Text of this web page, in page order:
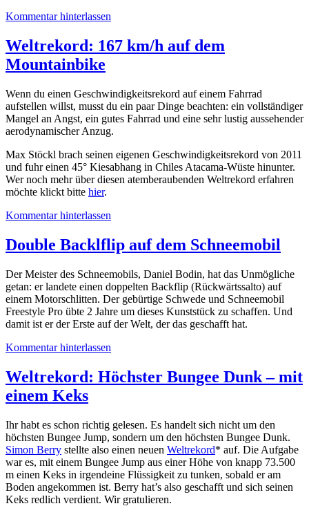
Kommentar hinterlassen
Weltrekord: 167 km/h auf dem
Mountainbike
Wenn du einen Geschwindigkeitsrekord auf einem Fahrrad
aufstellen willst, musst du ein paar Dinge beachten: ein vollständiger
Mangel an Angst, ein gutes Fahrrad und eine sehr lustig aussehender
aerodynamischer Anzug.
Max Stöckl brach seinen eigenen Geschwindigkeitsrekord von 2011
und fuhr einen 45° Kiesabhang in Chiles Atacama-Wüste hinunter.
Wer noch mehr über diesen atemberaubenden Weltrekord erfahren
möchte klickt bitte hier.
Kommentar hinterlassen
Double Backlflip auf dem Schneemobil
Der Meister des Schneemobils, Daniel Bodin, hat das Unmögliche
getan: er landete einen doppelten Backflip (Rückwärtssalto) auf
einem Motorschlitten. Der gebürtige Schwede und Schneemobil
Freestyle Pro übte 2 Jahre um dieses Kunststück zu schaffen. Und
damit ist er der Erste auf der Welt, der das geschafft hat.
Kommentar hinterlassen
Weltrekord: Höchster Bungee Dunk – mit
einem Keks
Ihr habt es schon richtig gelesen. Es handelt sich nicht um den
höchsten Bungee Jump, sondern um den höchsten Bungee Dunk.
Simon Berry stellte also einen neuen Weltrekord* auf. Die Aufgabe
war es, mit einem Bungee Jump aus einer Höhe von knapp 73.500
m einen Keks in irgendeine Flüssigkeit zu tunken, sobald er am
Boden angekommen ist. Berry hat’s also geschafft und sich seinen
Keks redlich verdient. Wir gratulieren.